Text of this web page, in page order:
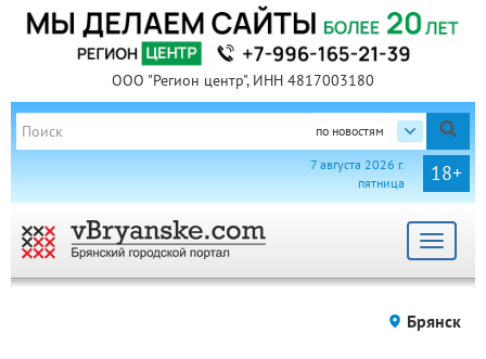
ООО "Регион центр", ИНН 4817003180
по новостям
18+
7 августа 2026 г.
пятница
Toggle
Брянск